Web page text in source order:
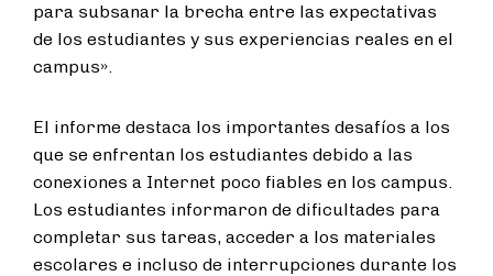
para subsanar la brecha entre las expectativas
de los estudiantes y sus experiencias reales en el
campus».
El informe destaca los importantes desafíos a los
que se enfrentan los estudiantes debido a las
conexiones a Internet poco fiables en los campus.
Los estudiantes informaron de dificultades para
completar sus tareas, acceder a los materiales
escolares e incluso de interrupciones durante los